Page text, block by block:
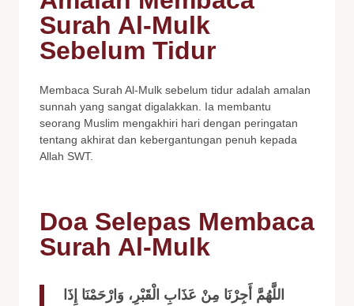
Surah Al-Mulk
Sebelum Tidur
Membaca Surah Al-Mulk sebelum tidur adalah amalan
sunnah yang sangat digalakkan. Ia membantu
seorang Muslim mengakhiri hari dengan peringatan
tentang akhirat dan kebergantungan penuh kepada
Allah SWT.
Doa Selepas Membaca
Surah Al-Mulk
اللَّهُمَّ أَجِرْنَا مِنْ عَذَابِ الْقَبْرِ، وَارْحَمْنَا إِذَا